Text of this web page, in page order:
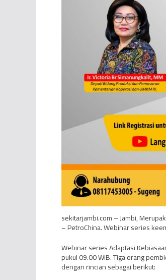
sekitarjambi.com – Jambi,
– PetroChina. Webinar series
Webinar series Adaptasi
pukul 09.00 WIB. Tiga orang
dengan rincian sebagai berikut: